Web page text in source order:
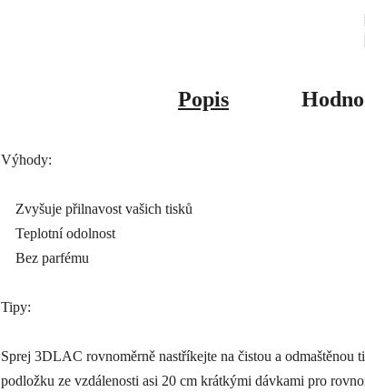
Popis
Výhody:
Zvyšuje přilnavost vašich tisků
Teplotní odolnost
Bez parfému
Tipy:
Sprej 3DLAC rovnoměrně nastříkejte na čistou a odmaštěnou
podložku ze vzdálenosti asi 20 cm krátkými dávkami pro